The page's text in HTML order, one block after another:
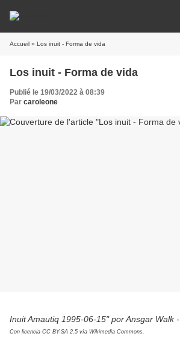
Accueil » Los inuit - Forma de vida
Los inuit - Forma de vida
Publié le 19/03/2022 à 08:39
Par caroleone
Inuit Amautiq 1995-06-15" por Ansgar Walk -
Con licencia CC BY-SA 2.5 vía Wikimedia Commons.